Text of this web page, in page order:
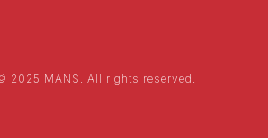
2025 MANS. All rights reserved.